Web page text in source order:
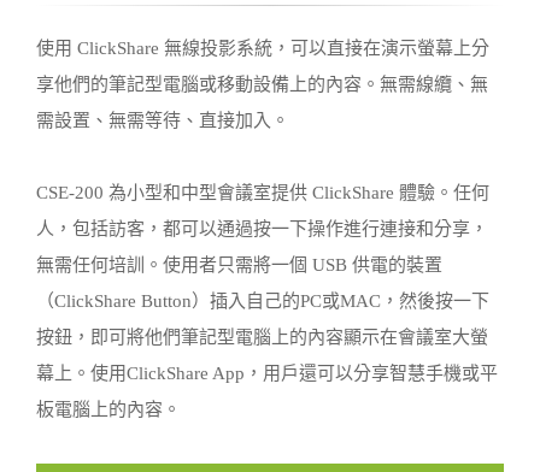
使用 ClickShare 無線投影系統，可以直接在演示螢幕上分
享他們的筆記型電腦或移動設備上的內容。無需線纜、無
需設置、無需等待、直接加入。
CSE-200 為小型和中型會議室提供 ClickShare 體驗。任何
人，包括訪客，都可以通過按一下操作進行連接和分享，
無需任何培訓。使用者只需將一個 USB 供電的裝置
（ClickShare Button）插入自己的PC或MAC，然後按一下
按鈕，即可將他們筆記型電腦上的內容顯示在會議室大螢
幕上。使用ClickShare App，用戶還可以分享智慧手機或平
板電腦上的內容。